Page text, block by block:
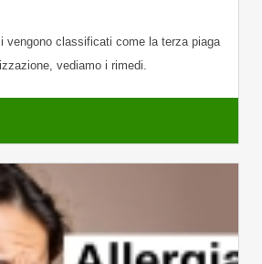
vengono classificati come la terza piaga
vediamo i rimedi.